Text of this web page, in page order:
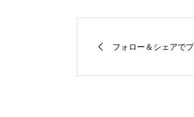
フォロー＆シェアで